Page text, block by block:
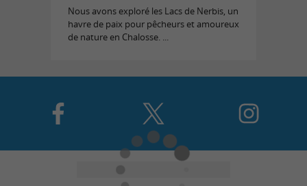
Nous avons exploré les Lacs de Nerbis, un
havre de paix pour pêcheurs et amoureux
de nature en Chalosse. ...